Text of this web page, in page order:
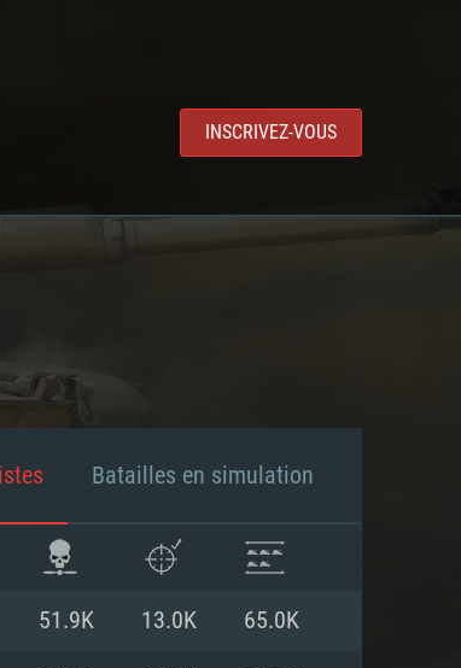
INSCRIVEZ-VOUS
Batailles en simulation
51.9K 13.0K 65.0K